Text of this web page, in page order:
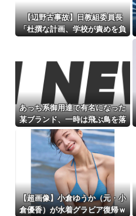
【辺野古事故】日教組委員長
「杜撰な計画、学校が責めを負
針は極めてバランス良い」
あっち系御用達で有名になった
某ブランド、一時は飛ぶ鳥を落
とす勢いだったが今期の業績
は……
【超画像】小倉ゆうか（元・小
倉優香）が水着グラビア復帰ｗ